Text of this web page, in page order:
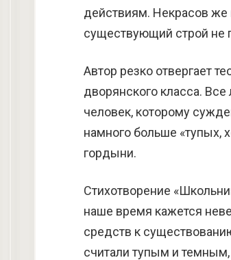
действиям. Некрасов же
существующий строй не
Автор резко отвергает
дворянского класса.
человек, которому
намного больше «тупых,
гордыни.
Стихотворение
наше время кажется
средств к
считали тупым и